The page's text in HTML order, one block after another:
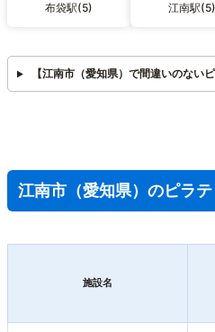
布袋駅(5) 江南駅(5)
【江南市（愛知県）で間違いのない
江南市（愛知県）のピラ
施設名